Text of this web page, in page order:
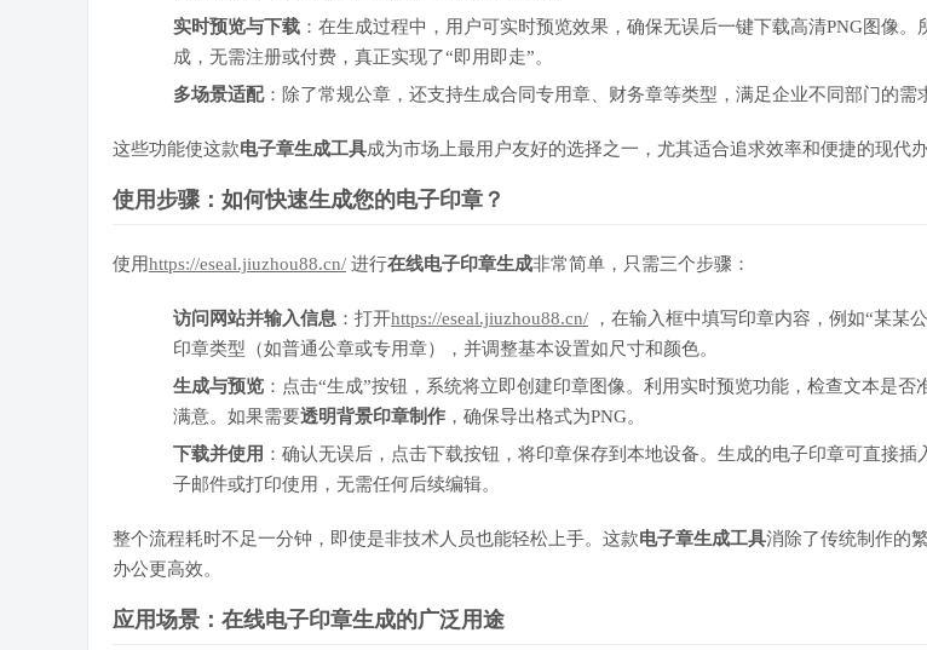
实时预览与下载 ：在生成过程中，用户可实时预览效果，确保无误后一键下载高清PNG图像。
成，无需注册或付费，真正实现了“即用即走”。
多场景适配：除了常规公章，还支持生成合同专用章、财务章等类型，满足企业不同部门的需
这些功能使这款电子章生成工具成为市场上最用户友好的选择之一，尤其适合追求效率和便捷的现代办
使用步骤：如何快速生成您的电子印章？
使用https://eseal.jiuzhou88.cn/ 进行在线电子印章生成非常简单，只需三个步骤：
访问网站并输入信息 ：打开https://eseal.jiuzhou88.cn/ ，在输入框中填写印章内容，例如“某某
印章类型（如普通公章或专用章），并调整基本设置如尺寸和颜色。
生成与预览 ：点击“生成”按钮，系统将立即创建印章图像。利用实时预览功能，检查文本是否
满意。如果需要透明背景印章制作 ，确保导出格式为PNG。
下载并使用 ：确认无误后，点击下载按钮，将印章保存到本地设备。生成的电子印章可直接插
子邮件或打印使用，无需任何后续编辑。
整个流程耗时不足一分钟，即使是非技术人员也能轻松上手。这款电子章生成工具消除了传统制作的
办公更高效。
应用场景：在线电子印章生成的广泛用途